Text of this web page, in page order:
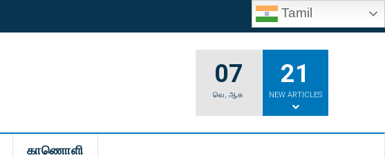
Tamil
07
வெ,ஆக
21
NEW ARTICLES
காணொளி